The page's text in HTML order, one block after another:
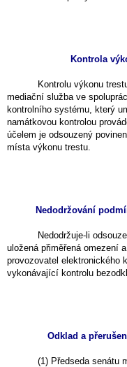
Kontrola
Kontrolu výkonu
mediační služba ve
kontrolního systému, který
namátkovou kontrolou
účelem je odsouzený
místa výkonu trestu.
Nedodržování
Nedodržuje-li
uložená přiměřená omezení
provozovatel elektronického
vykonávající kontrolu
Odklad a
(1) Předseda senátu